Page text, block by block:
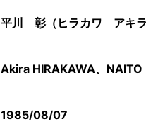
平川 彰（ヒラカワ アキ
Akira HIRAKAWA、
1985/08/07